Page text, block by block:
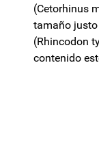
(Cetorhinus
tamaño
(Rhincodon
contenido